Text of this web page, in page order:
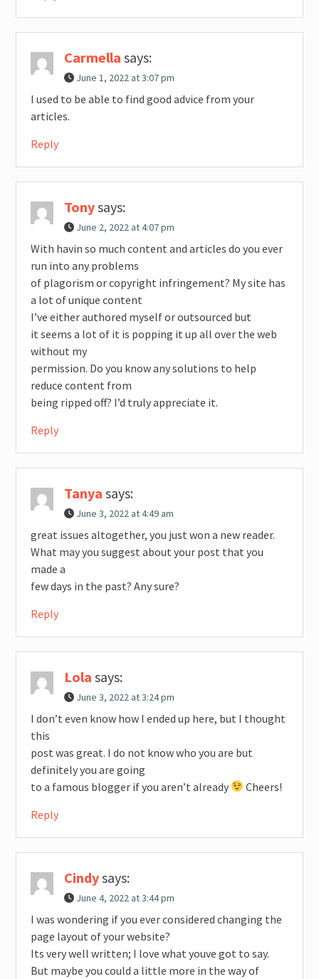
Carmella says:
June 1, 2022 at 3:07 pm
I used to be able to find good advice from your
articles.
Reply
Tonysays:
June 2, 2022 at 4:07 pm
With havin so much content and articles do you ever
run into any problems
of plagorism or copyright infringement? My site has
a lot of unique content
I’ve either authored myself or outsourced but
it seems a lot of it is popping it up all over the web
without my
permission. Do you know any solutions to help
reduce content from
being ripped off? I’d truly appreciate it.
Reply
Tanya says:
June 3, 2022 at 4:49 am
great issues altogether, you just won a new reader.
What may you suggest about your post that you
made a
few days in the past? Any sure?
Reply
Lola says:
June 3, 2022 at 3:24 pm
I don’t even know how I ended up here, but I thought
this
post was great. I do not know who you are but
definitely you are going
to a famous blogger if you aren’t already
Cheers!
Reply
Cindysays:
June 4, 2022 at 3:44 pm
I was wondering if you ever considered changing the
page layout of your website?
Its very well written; I love what youve got to say.
But maybe you could a little more in the way of